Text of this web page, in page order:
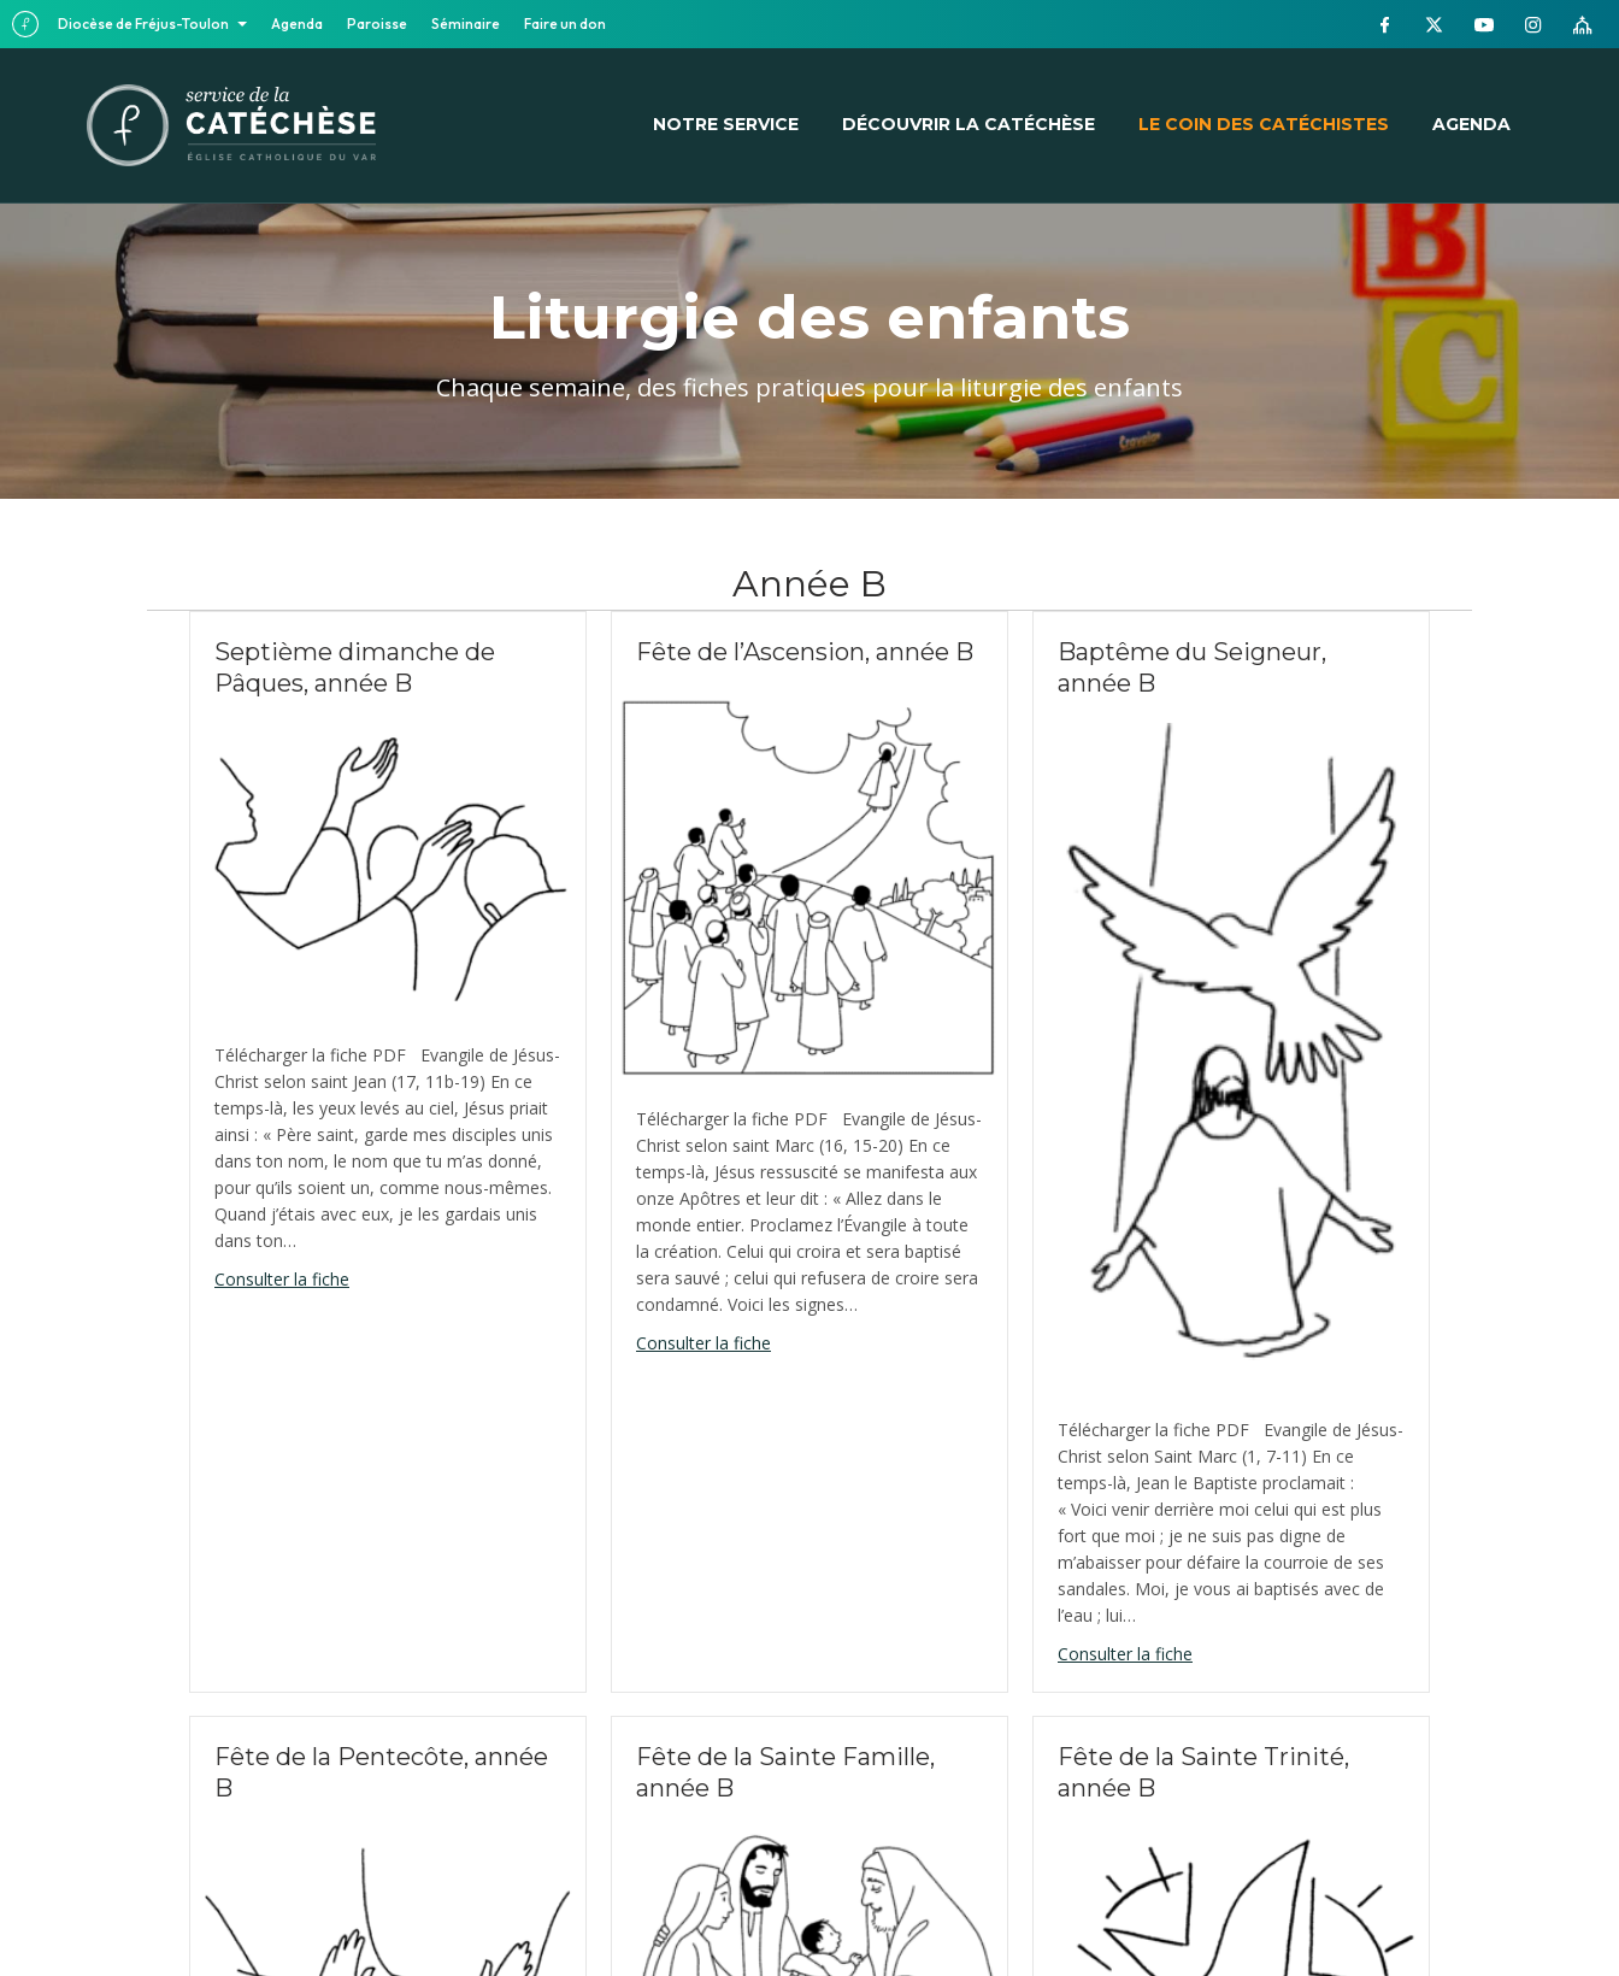
Diocèse de Fréjus-Toulon Agenda Paroisse Séminaire Faire un don
NOTRE SERVICE DÉCOUVRIR LA CATÉCHÈSE LE COIN DES CATÉCHISTES AGENDA
Liturgie des enfants
Chaque semaine, des fiches pratiques pour la liturgie des enfants
Année B
Septième dimanche de
Pâques, année B
Télécharger la fiche PDF Evangile de Jésus-
Christ selon saint Jean (17, 11b-19) En ce
temps-là, les yeux levés au ciel, Jésus priait
ainsi : « Père saint, garde mes disciples unis
dans ton nom, le nom que tu m’as donné,
pour qu’ils soient un, comme nous-mêmes.
Quand j’étais avec eux, je les gardais unis
dans ton…
Consulter la fiche about Septième dimanche de Pâques, année B
Fête de l’Ascension, année B
Télécharger la fiche PDF Evangile de Jésus-
Christ selon saint Marc (16, 15-20) En ce
temps-là, Jésus ressuscité se manifesta aux
onze Apôtres et leur dit : « Allez dans le
monde entier. Proclamez l’Évangile à toute
la création. Celui qui croira et sera baptisé
sera sauvé ; celui qui refusera de croire sera
condamné. Voici les signes…
Consulter la fiche
Baptême du Seigneur,
année B
Télécharger la fiche PDF Evangile de Jésus-
Christ selon Saint Marc (1, 7-11) En ce
temps-là, Jean le Baptiste proclamait :
« Voici venir derrière moi celui qui est plus
fort que moi ; je ne suis pas digne de
m’abaisser pour défaire la courroie de ses
sandales. Moi, je vous ai baptisés avec de
l’eau ; lui…
Consulter la fiche
Fête de la Pentecôte, année
B
Fête de la Sainte Famille,
année B
Fête de la Sainte Trinité,
année B